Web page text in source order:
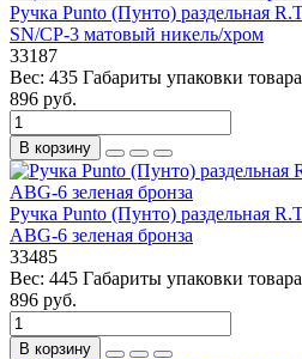
Ручка Punto (Пунто) раздельная
SN/CP-3 матовый никель/хром
33187
Вес: 435 Габариты упаковки
896 руб.
В корзину
Ручка Punto (Пунто) раздельная
ABG-6 зеленая бронза
33485
Вес: 445 Габариты упаковки
896 руб.
В корзину